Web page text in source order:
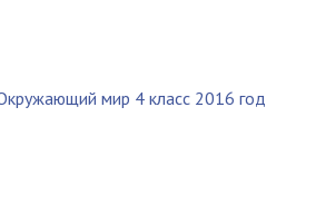
мир 4 класс 2016 год